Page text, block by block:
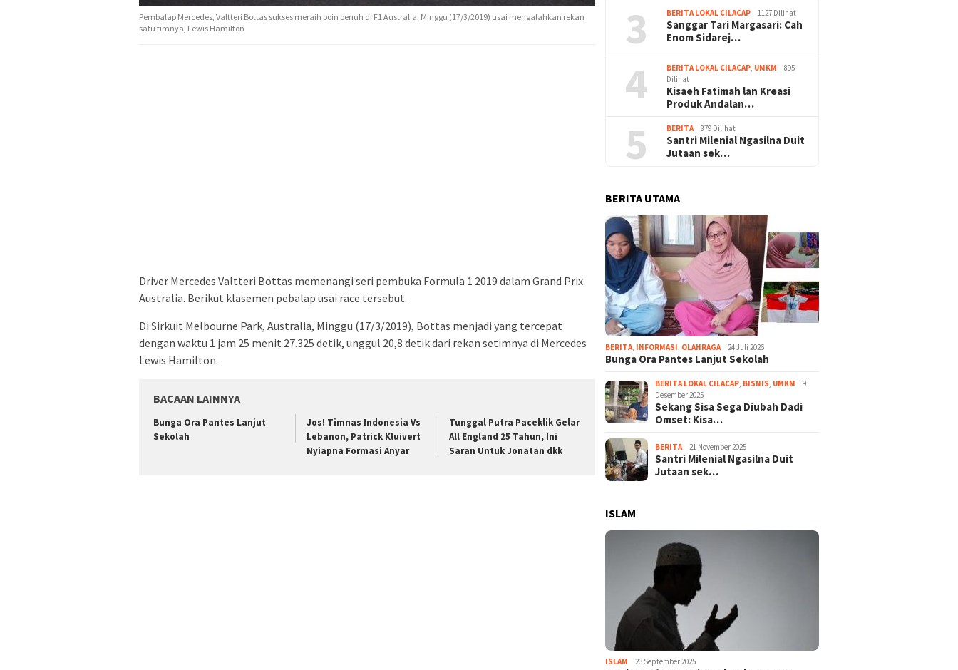
Pembalap Mercedes, Valtteri Bottas sukses meraih poin penuh di F1 Australia, Minggu (17/3/2019) usai mengalahkan rekan
satu timnya, Lewis Hamilton
Driver Mercedes Valtteri Bottas memenangi seri pembuka Formula 1 2019 dalam Grand Prix
Australia. Berikut klasemen pebalap usai race tersebut.
Di Sirkuit Melbourne Park, Australia, Minggu (17/3/2019), Bottas menjadi yang tercepat
dengan waktu 1 jam 25 menit 27.325 detik, unggul 20,8 detik dari rekan setimnya di Mercedes
Lewis Hamilton.
BACAAN LAINNYA
Bunga Ora Pantes Lanjut
Sekolah
Jos! Timnas Indonesia Vs
Lebanon, Patrick Kluivert
Nyiapna Formasi Anyar
Tunggal Putra Paceklik Gelar
All England 25 Tahun, Ini
Saran Untuk Jonatan dkk
3 BERITA LOKAL CILACAP 1127 Dilihat
Sanggar Tari Margasari: Cah
Enom Sidarej…
4 BERITA LOKAL CILACAP UMKM
895
Dilihat
Kisaeh Fatimah lan Kreasi
Produk Andalan…
5 BERITA 879 Dilihat
Santri Milenial Ngasilna Duit
Jutaan sek…
BERITA UTAMA
BERITA INFORMASI OLAHRAGA 24 Juli 2026
Bunga Ora Pantes Lanjut Sekolah
BERITA LOKAL CILACAP BISNIS UMKM
9
Desember 2025
Sekang Sisa Sega Diubah Dadi
Omset: Kisa…
BERITA 21 November 2025
Santri Milenial Ngasilna Duit
Jutaan sek…
ISLAM
ISLAM 23 September 2025